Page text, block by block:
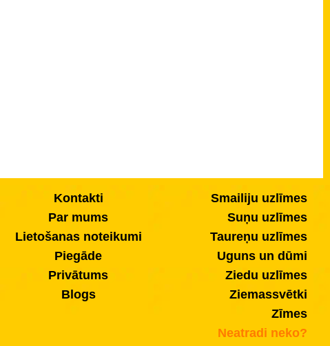
Kontakti
Par mums
Lietošanas noteikumi
Piegāde
Privātums
Blogs
Smailiju uzlīmes
Suņu uzlīmes
Taureņu uzlīmes
Uguns un dūmi
Ziedu uzlīmes
Ziemassvētki
Zīmes
Neatradi neko?